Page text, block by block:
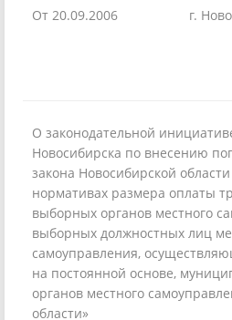
От 20.09.2006 г.
О законодательной
Новосибирска по внесению
закона Новосибирской
нормативах размера оплаты
выборных органов местного
выборных должностных лиц
самоуправления,
на постоянной основе,
органов местного
области»